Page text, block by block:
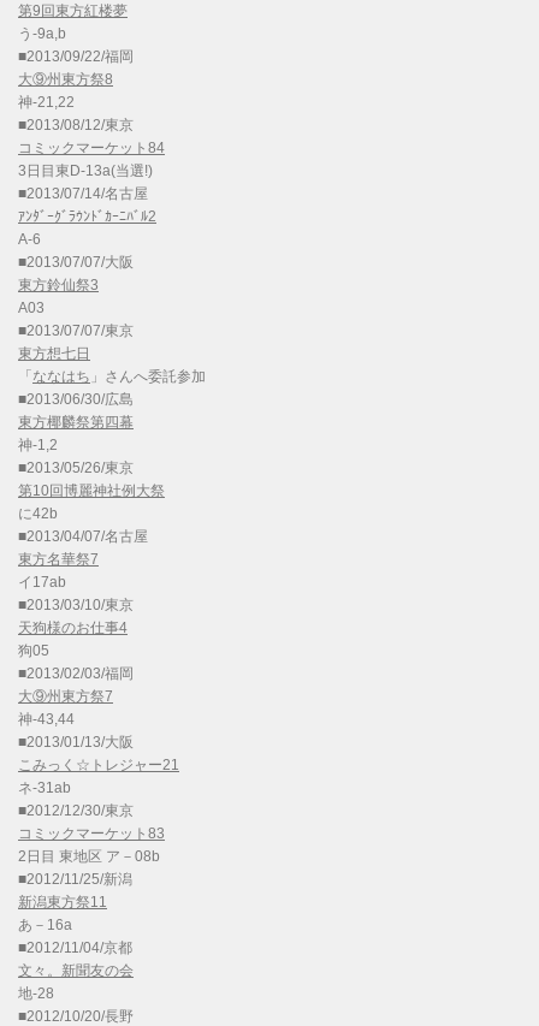
第9回東方紅楼夢
う-9a,b
■2013/09/22/福岡
大⑨州東方祭8
神-21,22
■2013/08/12/東京
コミックマーケット84
3日目東D-13a(当選!)
■2013/07/14/名古屋
ｱﾝﾀﾞｰｸﾞﾗｳﾝﾄﾞｶｰﾆﾊﾞﾙ2
A-6
■2013/07/07/大阪
東方鈴仙祭3
A03
■2013/07/07/東京
東方想七日
「ななはち 」さんへ委託参加
■2013/06/30/広島
東方椰麟祭第四幕
神-1,2
■2013/05/26/東京
第10回博麗神社例大祭
に42b
■2013/04/07/名古屋
東方名華祭7
イ17ab
■2013/03/10/東京
天狗様のお仕事4
狗05
■2013/02/03/福岡
大⑨州東方祭7
神-43,44
■2013/01/13/大阪
こみっく☆トレジャー21
ネ-31ab
■2012/12/30/東京
コミックマーケット83
2日目 東地区 ア－08b
■2012/11/25/新潟
新潟東方祭11
あ－16a
■2012/11/04/京都
文々。新聞友の会
地-28
■2012/10/20/長野